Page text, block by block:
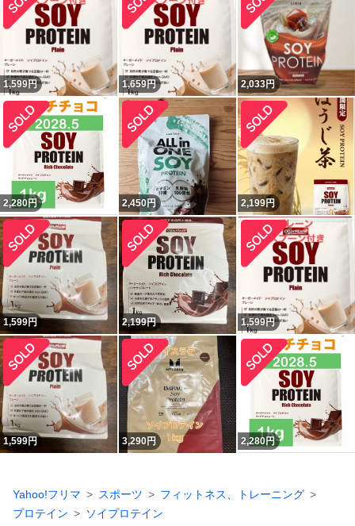
1,599円 1,659円 2,033円
2,280円 2,450円 2,199円
1,599円 2,199円 1,599円
1,599円 3,290円 2,280円
Yahoo!フリマ スポーツ
フィットネス、トレーニング
プロテイン
ソイプロテイン